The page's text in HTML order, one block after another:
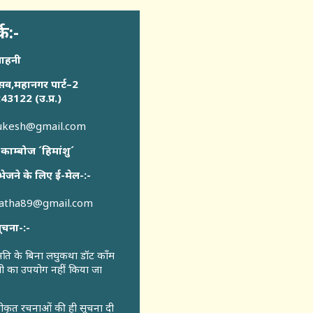
पार्ट–2
(उ.प्र.)
´हिमांशु´
के लिए ई-मेल-:-
:-
के बिना लघुकथा डॉट कॉंम
का उपयोग नहीं किया जा
रचनाओं की ही सूचना दी